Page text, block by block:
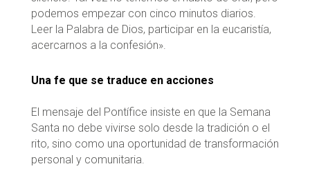
podemos empezar con cinco minutos diarios.
Leer la Palabra de Dios, participar en la eucaristía,
acercarnos a la confesión».
Una fe que se traduce en acciones
El mensaje del Pontífice insiste en que la Semana
Santa no debe vivirse solo desde la tradición o el
rito, sino como una oportunidad de transformación
personal y comunitaria.